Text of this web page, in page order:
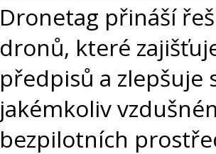
Dronetag přináší
dronů, které
předpisů a zlepšuje
jakémkoliv
bezpilotních